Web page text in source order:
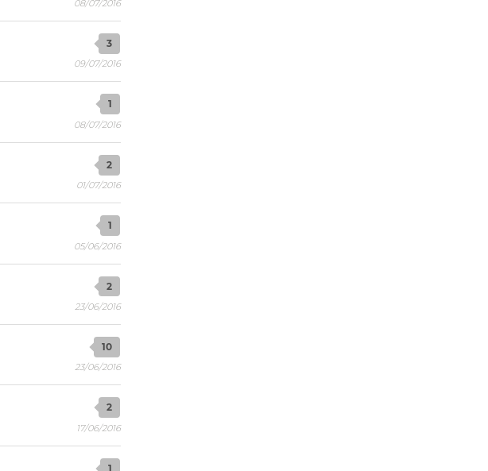
08/07/2016
3
09/07/2016
1
08/07/2016
2
01/07/2016
1
05/06/2016
2
23/06/2016
10
23/06/2016
2
17/06/2016
1